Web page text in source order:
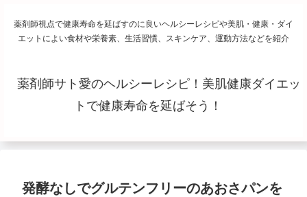
薬剤師視点で健康寿命を延ばすのに良いヘルシーレシピや美肌・健康・ダイ
エットによい食材や栄養素、生活習慣、スキンケア、運動方法などを紹介
薬剤師サト愛のヘルシーレシピ！美肌健康ダイエッ
トで健康寿命を延ばそう！
発酵なしでグルテンフリーのあおさパンを